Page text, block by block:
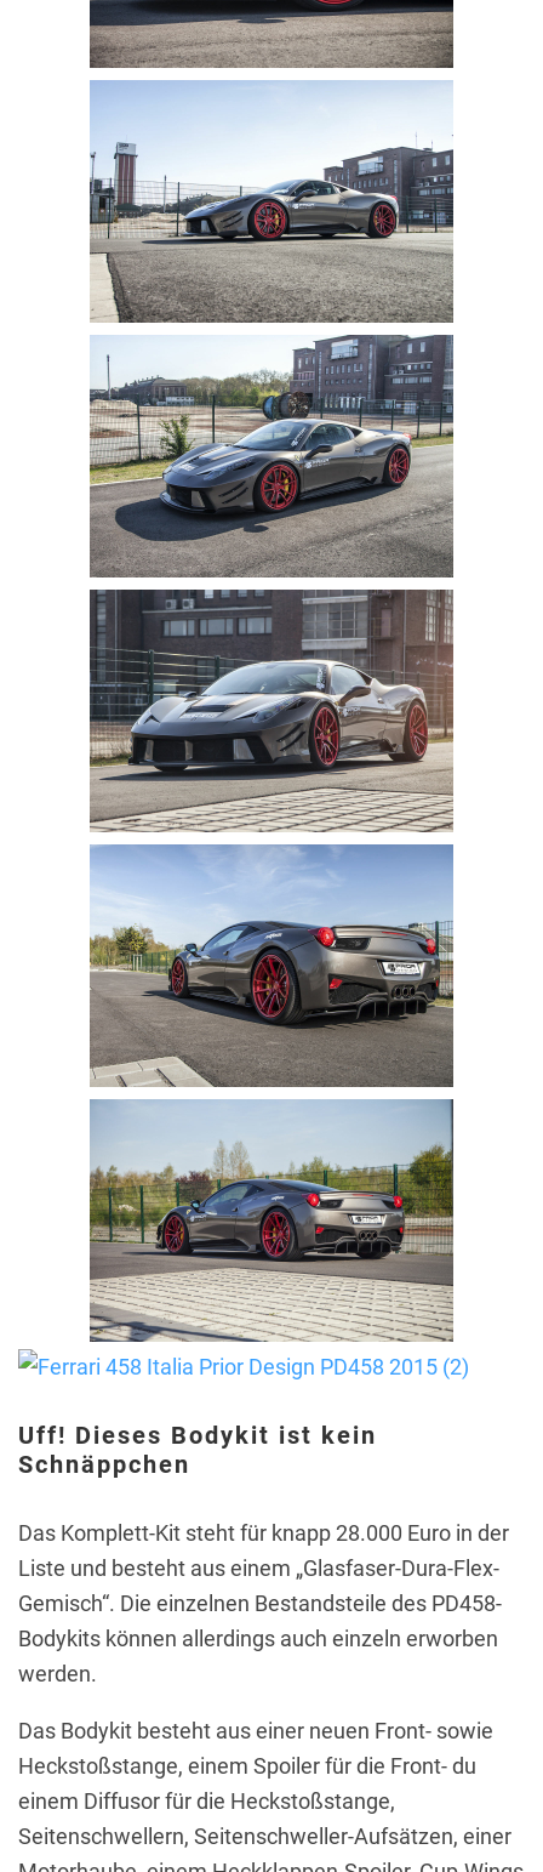
Uff! Dieses Bodykit ist kein
Schnäppchen
Das Komplett-Kit steht für knapp 28.000 Euro in der
Liste und besteht aus einem „Glasfaser-Dura-Flex-
Gemisch“. Die einzelnen Bestandsteile des PD458-
Bodykits können allerdings auch einzeln erworben
werden.
Das Bodykit besteht aus einer neuen Front- sowie
Heckstoßstange, einem Spoiler für die Front- du
einem Diffusor für die Heckstoßstange,
Seitenschwellern, Seitenschweller-Aufsätzen, einer